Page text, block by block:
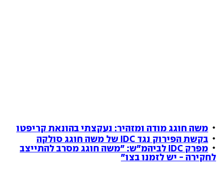
משה חוגג מודה ומזהיר: נעקצתי בהונאת קריפטו
בקשת הפירוק נגד IDC של משה חוגג סולקה
מפרק IDC לביהמ"ש: "משה חוגג מסרב להתייצב
לחקירה - יש לזמנו בצו"